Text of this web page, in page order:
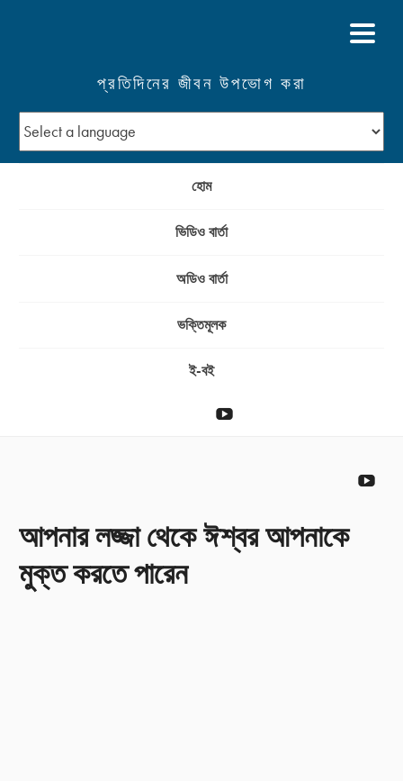
প্রতিদিনের জীবন উপভোগ করা
হোম
ভিডিও বার্তা
অডিও বার্তা
ভক্তিমূলক
ই-বই
YouTube
আপনার লজ্জা থেকে ঈশ্বর আপনাকে
মুক্ত করতে পারেন